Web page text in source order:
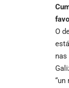
O
nas
“un